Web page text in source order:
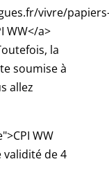
vivre/
WW</a>
la
soumise à
allez
WW
de 4